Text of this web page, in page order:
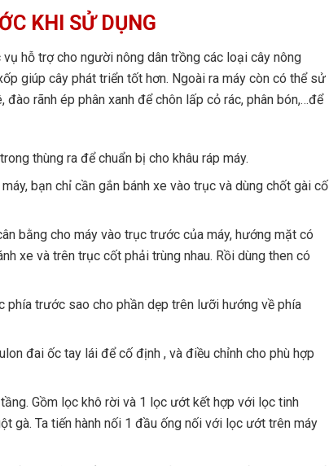
KHI SỬ DỤNG
hỗ trợ cho người nông dân trồng các loại cây nông
giúp cây phát triển tốt hơn. Ngoài ra máy còn có thể sử
rãnh ép phân xanh để chôn lấp cỏ rác, phân bón,…để
thùng ra để chuẩn bị cho khâu ráp máy.
bạn chỉ cần gắn bánh xe vào trục và dùng chốt gài cố
bằng cho máy vào trục trước của máy, hướng mặt có
xe và trên trục cốt phải trùng nhau. Rồi dùng then có
phía trước sao cho phần dẹp trên lưỡi hướng về phía
đai ốc tay lái để cố định , và điều chỉnh cho phù hợp
Gồm lọc khô rời và 1 lọc ướt kết hợp với lọc tinh
gà. Ta tiến hành nối 1 đầu ống nối với lọc ướt trên máy